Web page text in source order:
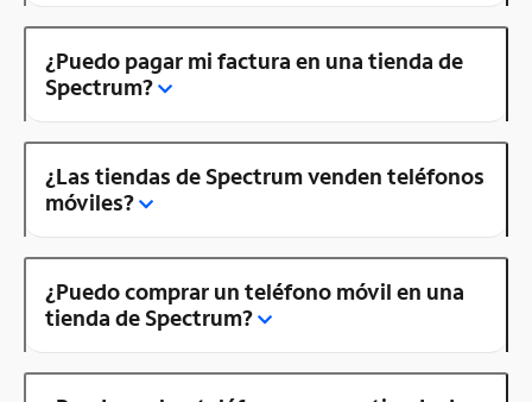
¿Puedo pagar mi factura en una tienda de
Spectrum?
¿Las tiendas de Spectrum venden teléfonos
móviles?
¿Puedo comprar un teléfono móvil en una
tienda de Spectrum?